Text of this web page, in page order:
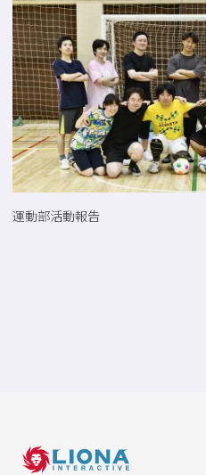
運動部活動報告